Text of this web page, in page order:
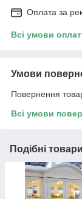
Оплата за
Всі умови
Умови
Повернення
Всі умови
Подібні